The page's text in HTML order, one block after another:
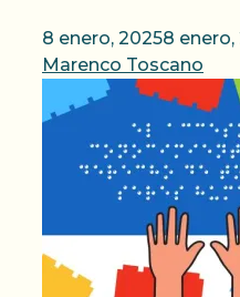
8 enero, 20258 enero,
Marenco Toscano